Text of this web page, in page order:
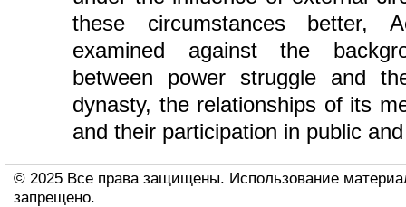
these circumstances better,
examined against the
between power struggle and
dynasty, the relationships of its
and their participation in public
© 2025 Все права защищены. Использование
запрещено.